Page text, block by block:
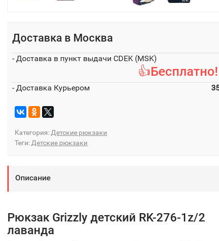
Доставка в Москва
- Доставка в пункт выдачи CDEK (MSK)
- Доставка Курьером
Категория:Детские рюкзаки
Теги:Детские рюкзаки
Описание
Рюкзак Grizzly детский RK-276-1z/2
лаванда